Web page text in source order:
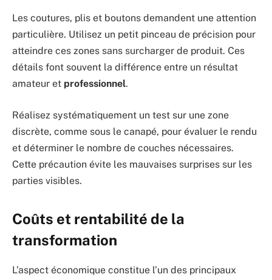
Les coutures, plis et boutons demandent une attention
particulière. Utilisez un petit pinceau de précision pour
atteindre ces zones sans surcharger de produit. Ces
détails font souvent la différence entre un résultat
amateur et professionnel.
Réalisez systématiquement un test sur une zone
discrète, comme sous le canapé, pour évaluer le rendu
et déterminer le nombre de couches nécessaires.
Cette précaution évite les mauvaises surprises sur les
parties visibles.
Coûts et rentabilité de la
transformation
L’aspect économique constitue l’un des principaux